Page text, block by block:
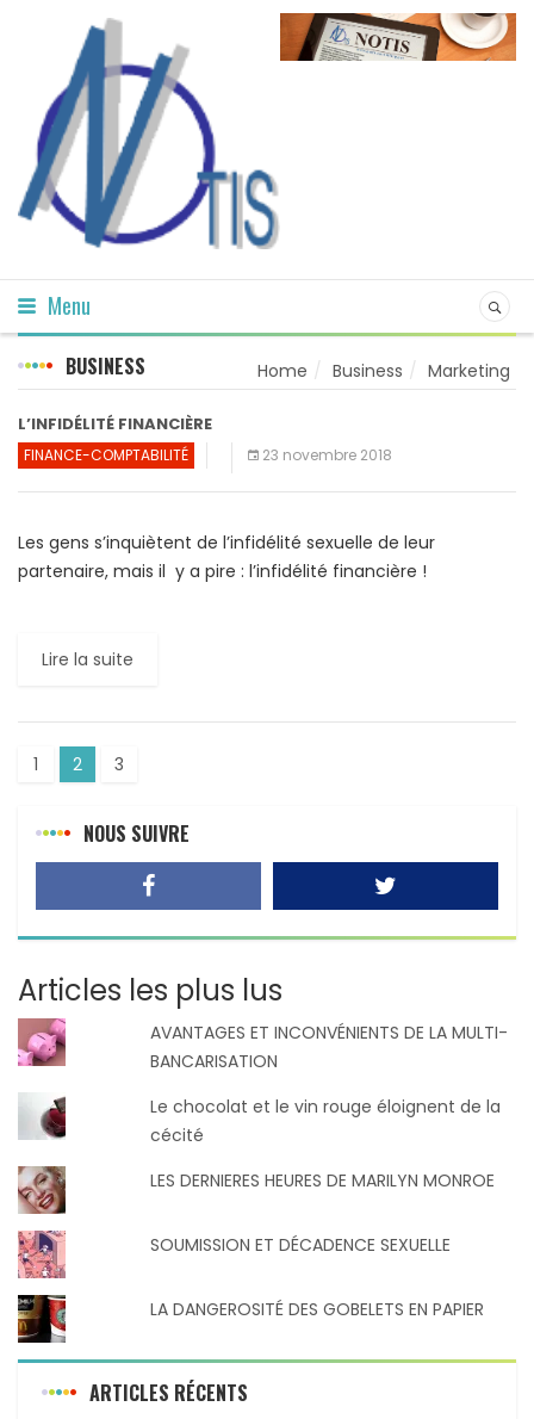
Menu
BUSINESS Home Business Marketing
L’INFIDÉLITÉ FINANCIÈRE
FINANCE-COMPTABILITÉ 23 novembre 2018
Les gens s’inquiètent de l’infidélité sexuelle de leur
partenaire, mais il y a pire : l’infidélité financière !
Lire la suite
1 2 3
NOUS SUIVRE
Articles les plus lus
AVANTAGES ET INCONVÉNIENTS DE LA MULTI-
BANCARISATION
Le chocolat et le vin rouge éloignent de la
cécité
LES DERNIERES HEURES DE MARILYN MONROE
SOUMISSION ET DÉCADENCE SEXUELLE
LA DANGEROSITÉ DES GOBELETS EN PAPIER
ARTICLES RÉCENTS